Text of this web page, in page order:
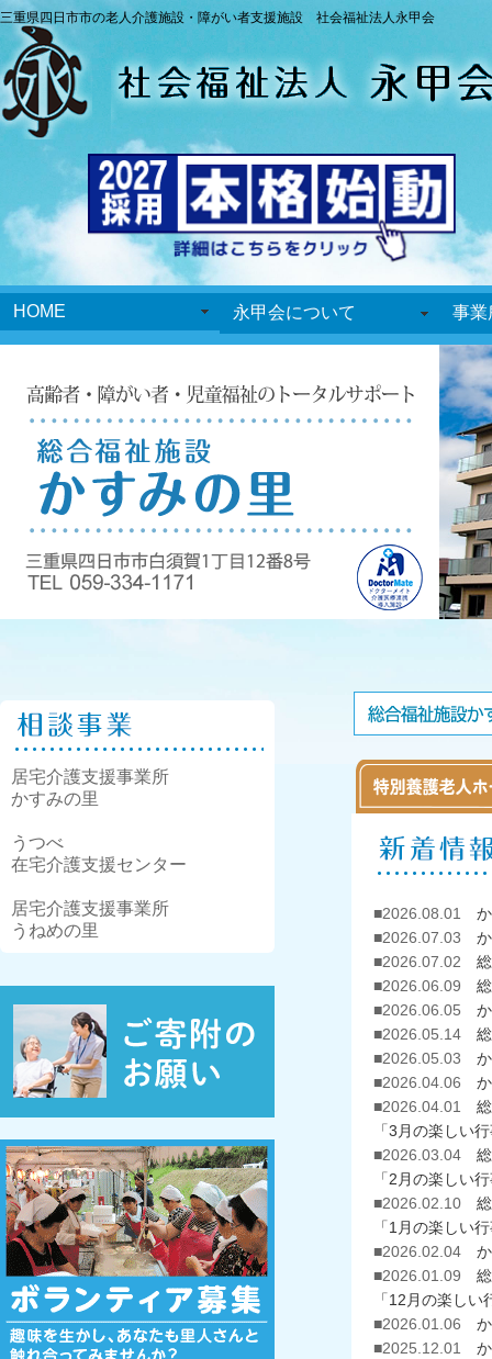
三重県四日市市の老人介護施設・障がい者支援施設 社会福祉法人永甲会
HOME 永甲会について 事業
居宅介護支援事業所
かすみの里
うつべ
在宅介護支援センター
居宅介護支援事業所
うねめの里
■2026.08.01
■2026.07.03
■2026.07.02
■2026.06.09
■2026.06.05
■2026.05.14
■2026.05.03
■2026.04.06
■2026.04.01
「3月の楽しい
■2026.03.04
「2月の楽しい
■2026.02.10
「1月の楽しい
■2026.02.04
■2026.01.09
「12月の楽し
■2026.01.06
■2025.12.01